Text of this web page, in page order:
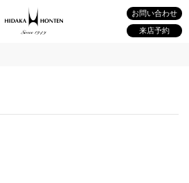
お問い合わせ
来店予約